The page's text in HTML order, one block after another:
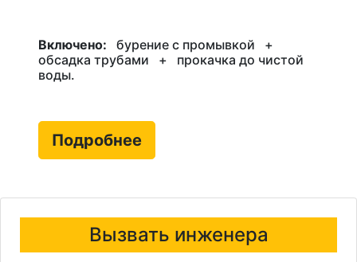
Включено: бурение с промывкой
+
обсадка трубами
+
прокачка до чистой
воды.
Подробнее
Вызвать инженера